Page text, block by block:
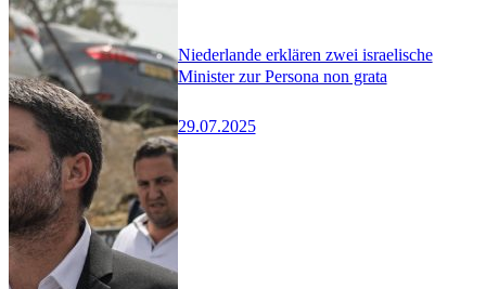
Niederlande erklären zwei israelische
Minister zur Persona non grata
29.07.2025